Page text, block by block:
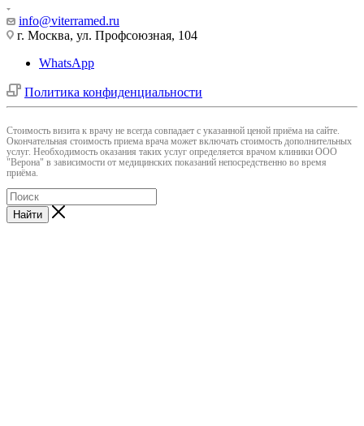
info@viterramed.ru
г. Москва, ул. Профсоюзная, 104
WhatsApp
Политика конфиденциальности
Cтоимость визита к врачу не всегда совпадает с указанной ценой приёма на сайте.
Окончательная стоимость приема врача может включать стоимость дополнительных
услуг. Необходимость оказания таких услуг определяется врачом клиники ООО
"Верона" в зависимости от медицинских показаний непосредственно во время
приёма.
Найти